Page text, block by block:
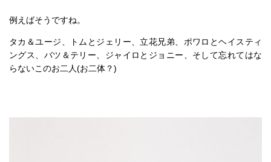
例えばそうですね。
タカ＆ユージ、トムとジェリー、立花兄弟、ポワロとヘイスティ
ングス、バツ＆テリー、ジャイロとジョニー、そして忘れてはな
らないこのお二人(お二体？)